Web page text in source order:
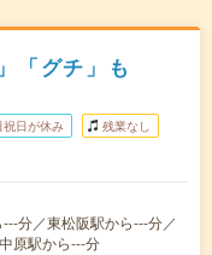
「グチ」も
祝日が休み 残業なし
分／東松阪駅から---分／
原駅から---分